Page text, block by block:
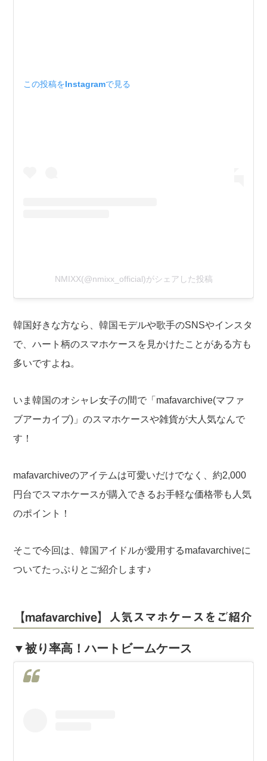
この投稿をInstagramで見る
NMIXX(@nmixx_official)がシェアした投稿
韓国好きな方なら、韓国モデルや歌手のSNSやインスタ
で、ハート柄のスマホケースを見かけたことがある方も
多いですよね。
いま韓国のオシャレ女子の間で「mafavarchive(マファ
ブアーカイブ)」のスマホケースや雑貨が大人気なんで
す！
mafavarchiveのアイテムは可愛いだけでなく、約2,000
円台でスマホケースが購入できるお手軽な価格帯も人気
のポイント！
そこで今回は、韓国アイドルが愛用するmafavarchiveに
ついてたっぷりとご紹介します♪
【mafavarchive】人気スマホケースをご紹介
▼被り率高！ハートビームケース